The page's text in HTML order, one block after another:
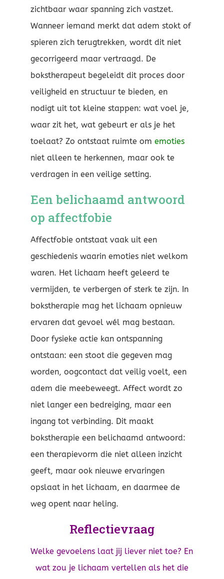
zichtbaar waar spanning zich vastzet.
Wanneer iemand merkt dat adem stokt of
spieren zich terugtrekken, wordt dit niet
gecorrigeerd maar vertraagd. De
bokstherapeut begeleidt dit proces door
veiligheid en structuur te bieden, en
nodigt uit tot kleine stappen: wat voel je,
waar zit het, wat gebeurt er als je het
toelaat? Zo ontstaat ruimte om emoties
niet alleen te herkennen, maar ook te
verdragen in een veilige setting.
Een belichaamd antwoord
op affectfobie
Affectfobie ontstaat vaak uit een
geschiedenis waarin emoties niet welkom
waren. Het lichaam heeft geleerd te
vermijden, te verbergen of sterk te zijn. In
bokstherapie mag het lichaam opnieuw
ervaren dat gevoel wél mag bestaan.
Door fysieke actie kan ontspanning
ontstaan: een stoot die gegeven mag
worden, oogcontact dat veilig voelt, een
adem die meebeweegt. Affect wordt zo
niet langer een bedreiging, maar een
ingang tot verbinding. Dit maakt
bokstherapie een belichaamd antwoord:
een therapievorm die niet alleen inzicht
geeft, maar ook nieuwe ervaringen
opslaat in het lichaam, en daarmee de
weg opent naar heling.
Reflectievraag
Welke gevoelens laat jij liever niet toe? En
wat zou je lichaam vertellen als het die